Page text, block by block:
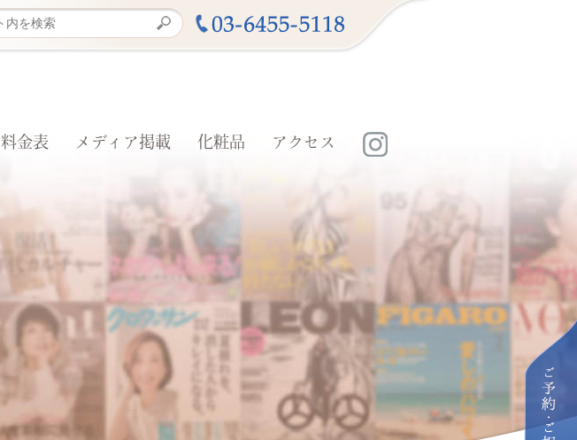
料金表 メディア掲載 化粧品 アクセス